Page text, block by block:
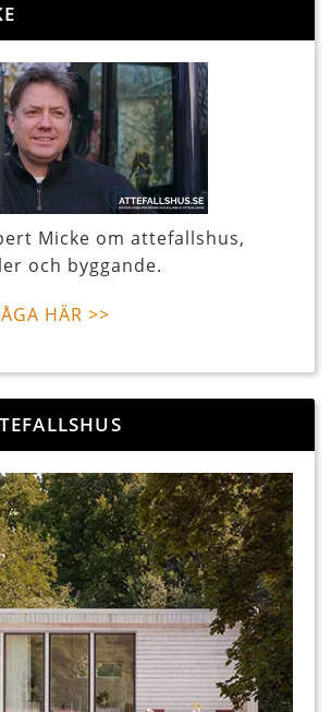
Micke om attefallshus,
och byggande.
HÄR >>